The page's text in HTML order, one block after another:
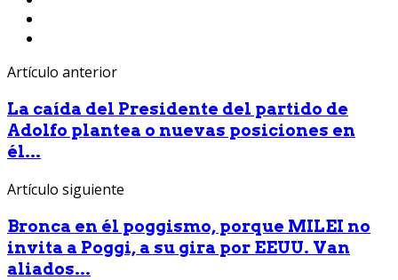
Artículo anterior
La caída del Presidente del partido de
Adolfo plantea o nuevas posiciones en
él...
Artículo siguiente
Bronca en él poggismo, porque MILEI no
invita a Poggi, a su gira por EEUU. Van
aliados...